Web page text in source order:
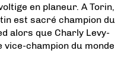
en planeur. A Torin,
est sacré champion du
alors que Charly Levy-
champion du monde